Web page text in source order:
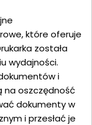
które oferuje
została
wydajności.
i
na oszczędność
dokumenty w
i przesłać je